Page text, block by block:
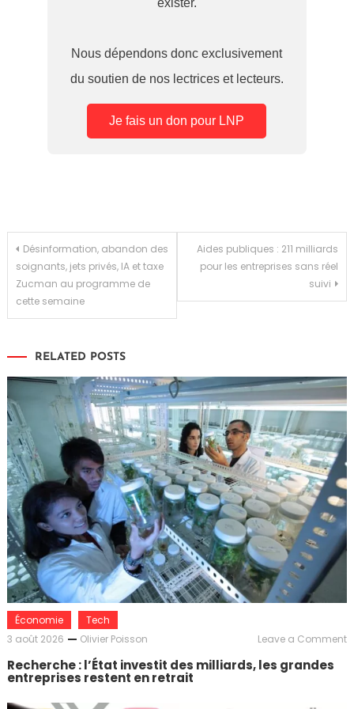
Nous dépendons donc exclusivement
du soutien de nos lectrices et lecteurs.
Je fais un don pour LNP
Navigation
de
l’article
Désinformation, abandon des
soignants, jets privés, IA et taxe
Zucman au programme de
cette semaine
Aides publiques : 211 milliards
pour les entreprises sans réel
suivi
RELATED POSTS
Économie
Tech
3 août 2026
Olivier Poisson Leave a Comment
Recherche : l’État investit des milliards, les grandes
entreprises restent en retrait